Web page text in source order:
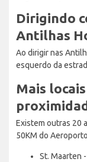
Dirigindo
Antilhas
Ao dirigir nas
esquerdo da
Mais
Existem outras 20
50KM do
St. Maarten